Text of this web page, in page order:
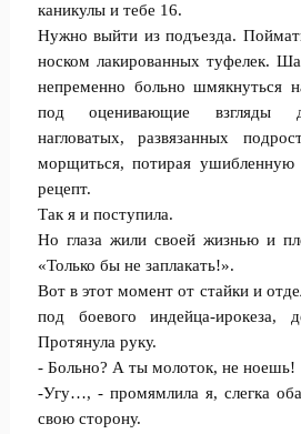
каникулы и тебе 16.
Нужно выйти из подъезда.
носком лакированных туфелек.
непременно больно шмякнуться
под оценивающие взгляды
нагловатых, развязанных
морщиться, потирая ушибленную
рецепт.
Так я и поступила.
Но глаза жили своей жизнью и
«Только бы не заплакать!».
Вот в этот момент от стайки и
под боевого индейца-ирокеза,
Протянула руку.
- Больно? А ты молоток, не ноешь!
-Угу…, - промямлила я, слегка
свою сторону.